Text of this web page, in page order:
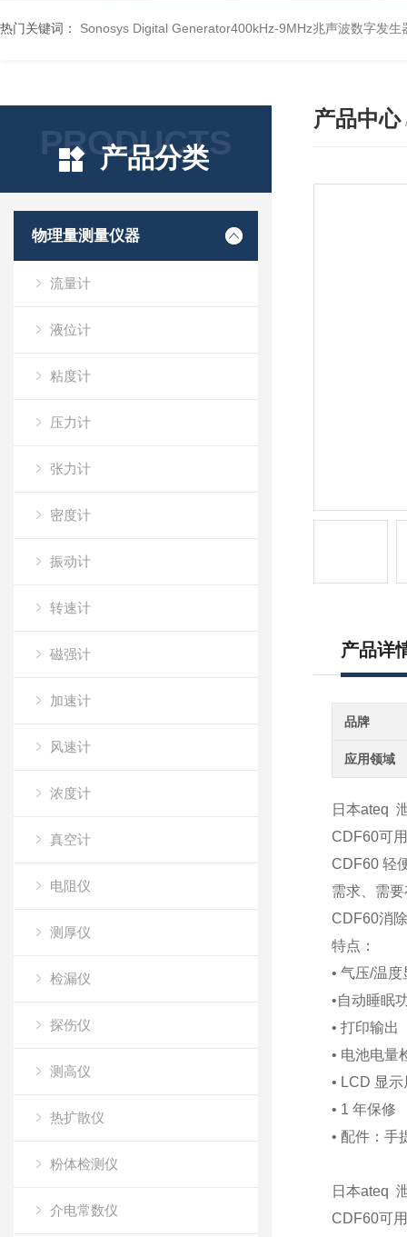
热门关键词： Sonosys Digital Generator400kHz-9MHz兆声波数字发生
PRODUCTS
产品分类
物理量测量仪器
流量计
液位计
粘度计
压力计
张力计
密度计
振动计
转速计
磁强计
加速计
风速计
浓度计
真空计
电阻仪
测厚仪
检漏仪
探伤仪
测高仪
热扩散仪
粉体检测仪
介电常数仪
产品中心
产品详
品牌
应用领域
日本ateq
CDF60可
CDF60 轻
需求、需
CDF60消
特点：
• 气压/温
•自动睡眠
• 打印输出
• 电池电量
• LCD 显
• 1 年保修
• 配件：手
日本ateq
CDF60可